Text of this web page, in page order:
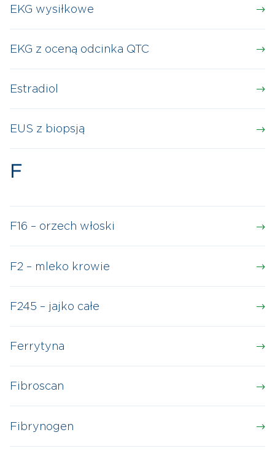
EKG wysiłkowe
EKG z oceną odcinka QTC
Estradiol
EUS z biopsją
F
F16 – orzech włoski
F2 – mleko krowie
F245 – jajko całe
Ferrytyna
Fibroscan
Fibrynogen